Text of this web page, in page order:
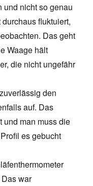
und nicht so genau
fluktuiert,
Das geht
Waage hält
die nicht ungefähr
den
auf. Das
und man muss die
es gebucht
war